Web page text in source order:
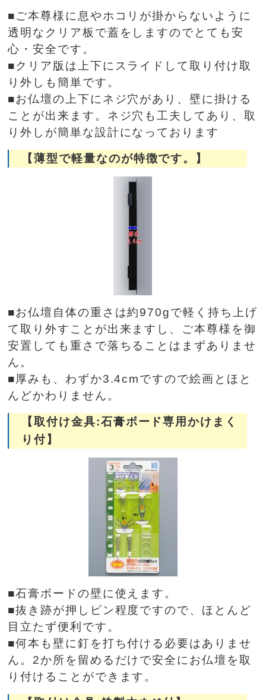
■ご本尊様に息やホコリが掛からないように
透明なクリア板で蓋をしますのでとても安
心・安全です。
■クリア版は上下にスライドして取り付け取
り外しも簡単です。
■お仏壇の上下にネジ穴があり、壁に掛ける
ことが出来ます。ネジ穴も工夫してあり、取
り外しが簡単な設計になっております
【薄型で軽量なのが特徴です。】
■お仏壇自体の重さは約970gで軽く持ち上げ
て取り外すことが出来ますし、ご本尊様を御
安置しても重さで落ちることはまずありませ
ん。
■厚みも、わずか3.4cmですので絵画とほと
んどかわりません。
【取付け金具:石膏ボード専用かけまく
り付】
■石膏ボードの壁に使えます。
■抜き跡が押しピン程度ですので、ほとんど
目立たず便利です。
■何本も壁に釘を打ち付ける必要はありませ
ん。2か所を留めるだけで安全にお仏壇を取
り付けることができます。